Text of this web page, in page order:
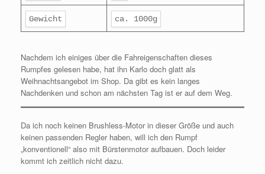
Gewicht ca. 1000g
Nachdem ich einiges über die Fahreigenschaften dieses
Rumpfes gelesen habe, hat ihn Karlo doch glatt als
Weihnachtsangebot im Shop. Da gibt es kein langes
Nachdenken und schon am nächsten Tag ist er auf dem Weg.
Da ich noch keinen Brushless-Motor in dieser Größe und auch
keinen passenden Regler haben, will ich den Rumpf
„konventionell“ also mit Bürstenmotor aufbauen. Doch leider
kommt ich zeitlich nicht dazu.